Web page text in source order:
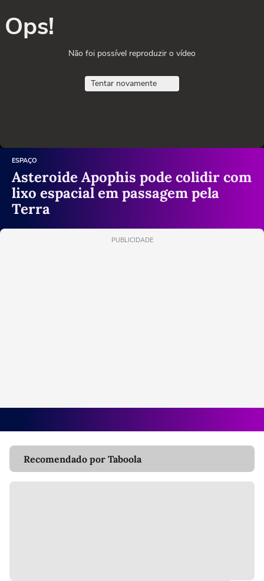
Ops!
Não foi possível reproduzir o vídeo
Tentar novamente
ESPAÇO
Asteroide Apophis pode colidir com
lixo espacial em passagem pela
Terra
PUBLICIDADE
Recomendado por Taboola